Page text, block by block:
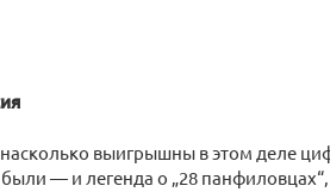
выигрышны в этом деле
— и легенда о „28